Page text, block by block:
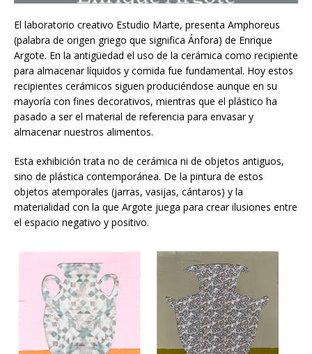
El laboratorio creativo Estudio Marte, presenta Amphoreus
(palabra de origen griego que significa Ánfora) de Enrique
Argote. En la antigüedad el uso de la cerámica como recipiente
para almacenar líquidos y comida fue fundamental. Hoy estos
recipientes cerámicos siguen produciéndose aunque en su
mayoría con fines decorativos, mientras que el plástico ha
pasado a ser el material de referencia para envasar y
almacenar nuestros alimentos.
Esta exhibición trata no de cerámica ni de objetos antiguos,
sino de plástica contemporánea. De la pintura de estos
objetos atemporales (jarras, vasijas, cántaros) y la
materialidad con la que Argote juega para crear ilusiones entre
el espacio negativo y positivo.